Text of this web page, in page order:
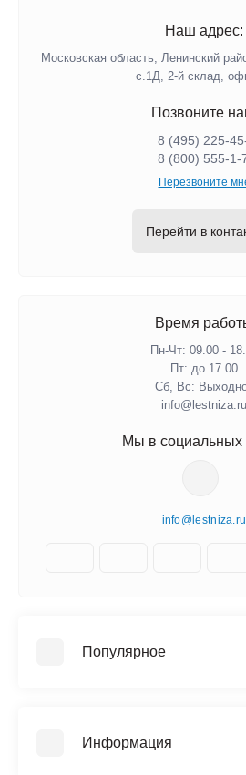
Наш адрес:
Московская область, Ленинский
с.1Д, 2-й склад,
Позвоните
8 (495) 225-
8 (800) 555-1-
Перезвоните
Перейти в
Время
Пн-Чт: 09.00 -
Пт: до 17.00
Сб, Вс:
info@lestniza.ru
Мы в социальных
info@lestniza.ru
Популярное
Четырехсекционные лестницы
Информация